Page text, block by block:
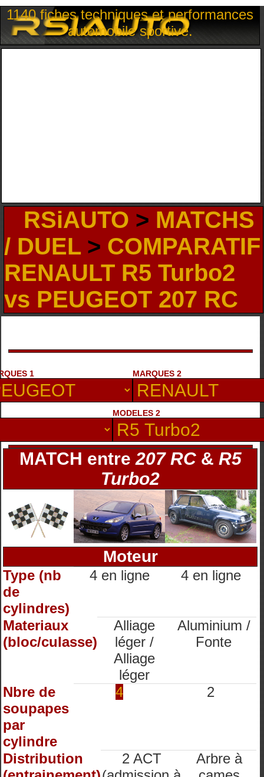
1140 fiches techniques et performances
automobile sportive.
RSiAUTO > MATCHS
/ DUEL> COMPARATIF
RENAULT R5 Turbo2
vs PEUGEOT 207 RC
1 MARQUES 2
MODELES 2
MATCH entre207 RC& R5
Turbo2
Moteur
Type (nb
de
cylindres)
4 en ligne 4 en ligne
Materiaux
(bloc/culasse)
Alliage
léger /
Alliage
léger
Aluminium /
Fonte
Nbre de
soupapes
par
cylindre
4 2
Distribution
2 ACT
Arbre à